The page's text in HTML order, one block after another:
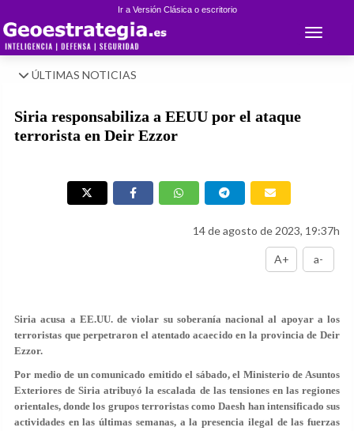
Ir a Versión Clásica o escritorio
Toggle
ÚLTIMAS NOTICIAS
Siria responsabiliza a EEUU por el ataque
terrorista en Deir Ezzor
14 de agosto de 2023, 19:37h
A+ a-
Siria acusa a EE.UU. de violar su soberanía nacional al apoyar a los
terroristas que perpetraron el atentado acaecido en la provincia de Deir
Ezzor.
Por medio de un comunicado emitido el sábado, el Ministerio de Asuntos
Exteriores de Siria atribuyó la escalada de las tensiones en las regiones
orientales, donde los grupos terroristas como Daesh han intensificado sus
actividades en las últimas semanas, a la presencia ilegal de las fuerzas